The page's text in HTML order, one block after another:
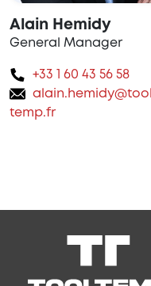
Alain Hemidy
General Manager
+33 1 60 43 56 58
temp.fr